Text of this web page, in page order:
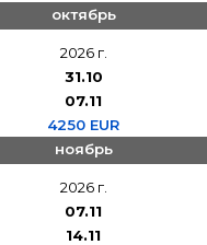
октябрь
2026 г.
31.10
07.11
4250 EUR
ноябрь
2026 г.
07.11
14.11